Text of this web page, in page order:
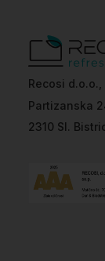
Recosi d.o.o.,
Partizanska
2310 Sl.